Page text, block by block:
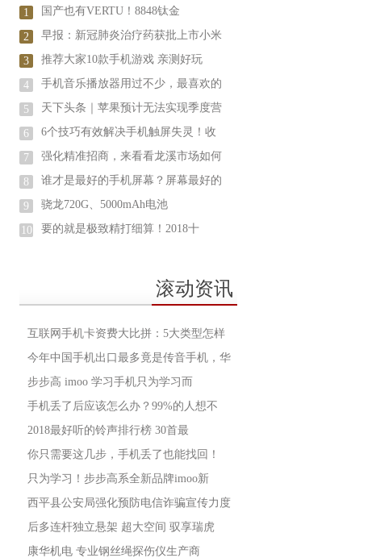
1 国产也有VERTU！8848钛金
2 早报：新冠肺炎治疗药获批上市小米
3 推荐大家10款手机游戏 亲测好玩
4 手机音乐播放器用过不少，最喜欢的
5 天下头条｜苹果预计无法实现季度营
6 6个技巧有效解决手机触屏失灵！收
7 强化精准招商，来看看龙溪市场如何
8 谁才是最好的手机屏幕？屏幕最好的
9 骁龙720G、5000mAh电池
10 要的就是极致精打细算！2018十
滚动资讯
互联网手机卡资费大比拼：5大类型怎样
今年中国手机出口最多竟是传音手机，华
步步高 imoo 学习手机只为学习而
手机丢了后应该怎么办？99%的人想不
2018最好听的铃声排行榜 30首最
你只需要这几步，手机丢了也能找回！
只为学习！步步高系全新品牌imoo新
西平县公安局强化预防电信诈骗宣传力度
后多连杆独立悬架 超大空间 驭享瑞虎
康华机电 专业钢丝绳探伤仪生产商